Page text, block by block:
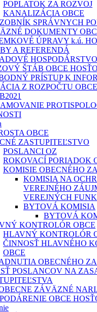
POPLATOK ZA ROZVOJ
KANALIZÁCIA OBCE
SPRÁVNYCH
DOKUMENTY
ÚPRAVY k.ú.
A REFERENDÁ
HOSPODÁRSTVO
ŠTÁB OBCE
PRÍSTUP K
Z ROZPOČTU OBCE
OBCE
ZASTUPITEĽSTVO
POSLANCI OZ
ROKOVACÍ PORIADOK
KOMISIE OBECNÉHO
KOMISIA NA
VEREJNÉHO
VEREJNÝCH
BYTOVÁ KOMISIA
BYTOVÁ
KONTROLÓR OBCE
HLAVNÝ KONTROLÓR
ČINNOSŤ HLAVNÉHO
OBCE
OBECNÉHO
POSLANCOV NA
ZÁVÄZNÉ
OBCE